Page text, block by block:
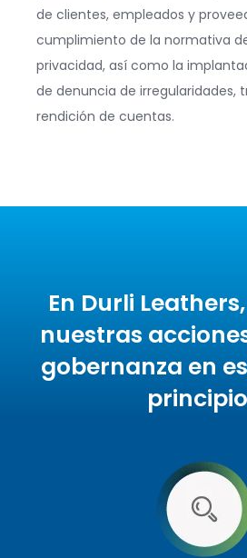
de clientes, empleados y
cumplimiento de la normativa
privacidad, así como la
de denuncia de irregularidades,
rendición de cuentas.
En Durli
nuestras
gobernanza en